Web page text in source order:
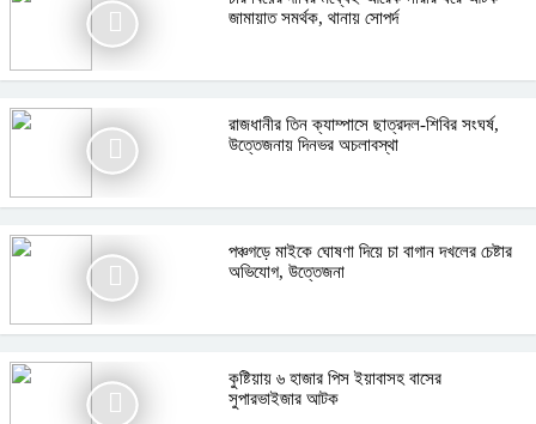
জামায়াত সমর্থক, থানায় সোপর্দ
রাজধানীর তিন ক্যাম্পাসে ছাত্রদল-শিবির সংঘর্ষ,
উত্তেজনায় দিনভর অচলাবস্থা
পঞ্চগড়ে মাইকে ঘোষণা দিয়ে চা বাগান দখলের চেষ্টার
অভিযোগ, উত্তেজনা
কুষ্টিয়ায় ৬ হাজার পিস ইয়াবাসহ বাসের
সুপারভাইজার আটক